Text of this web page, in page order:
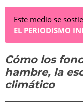
e
sk
y
st
o
d
o
n
e
gr
a
m
Este medio se
EL PERIODISMO
Cómo los
hambre, la
climático